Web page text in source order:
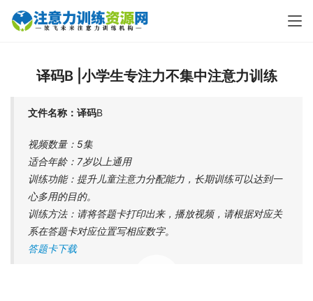
译码B |小学生专注力不集中注意力训练
文件名称：译码B
视频数量：5集
适合年龄：7岁以上通用
训练功能：提升儿童注意力分配能力，长期训练可以达到一
心多用的目的。
训练方法：请将答题卡打印出来，播放视频，请根据对应关
系在答题卡对应位置写相应数字。
答题卡下载